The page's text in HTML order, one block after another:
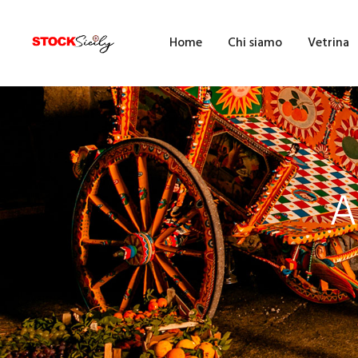
Home Chi siamo Vetrina